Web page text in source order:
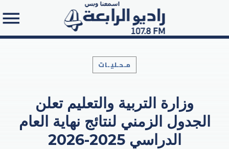
Search in the website:
مـحـليـات
وزارة التربية والتعليم تعلن
الجدول الزمني لنتائج نهاية العام
الدراسي 2025-2026